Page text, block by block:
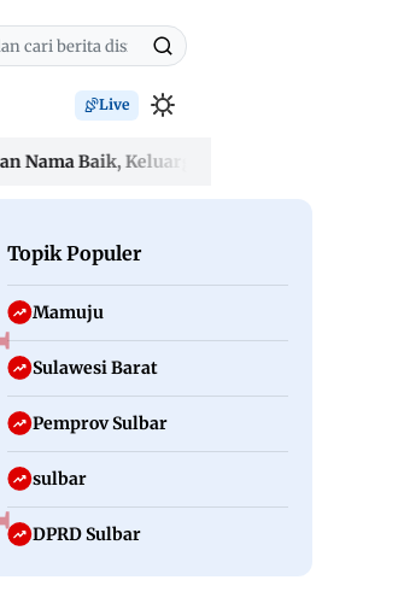
Live
Baik, Keluarga Desak Oknum Guru
Baik, Keluarga Desak Oknum Guru
Topik Populer
Mamuju
Sulawesi Barat
Pemprov Sulbar
sulbar
DPRD Sulbar